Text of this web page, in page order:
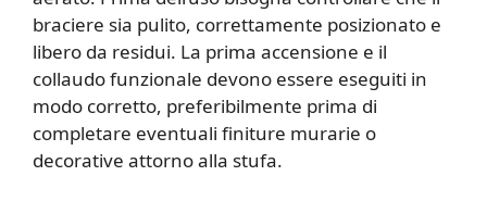
braciere sia pulito, correttamente posizionato e
libero da residui. La prima accensione e il
collaudo funzionale devono essere eseguiti in
modo corretto, preferibilmente prima di
completare eventuali finiture murarie o
decorative attorno alla stufa.